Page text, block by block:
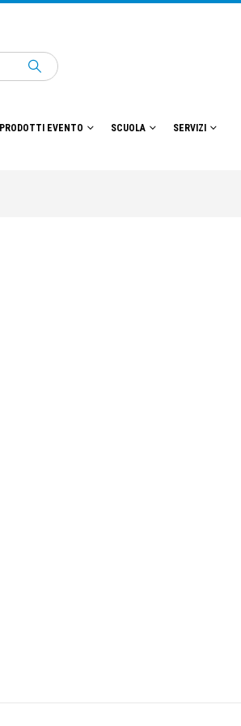
PRODOTTI EVENTO SCUOLA SERVIZI